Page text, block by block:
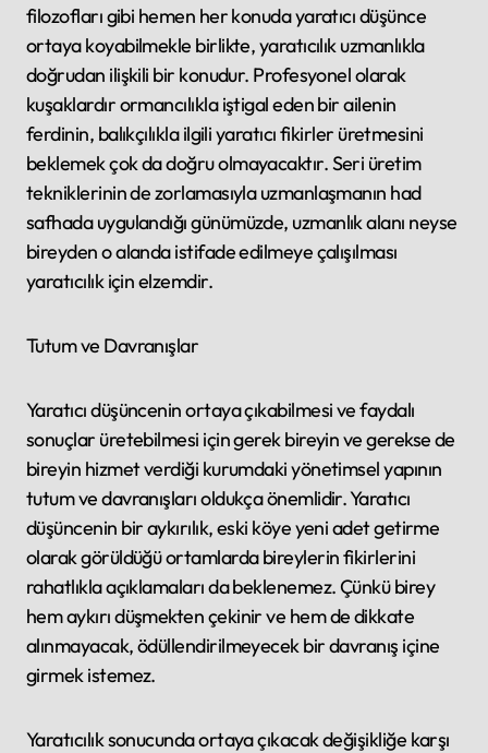
filozofları gibi hemen her konuda yaratıcı düşünce
ortaya koyabilmekle birlikte, yaratıcılık uzmanlıkla
doğrudan ilişkili bir konudur. Profesyonel olarak
kuşaklardır ormancılıkla iştigal eden bir ailenin
ferdinin, balıkçılıkla ilgili yaratıcı fikirler üretmesini
beklemek çok da doğru olmayacaktır. Seri üretim
tekniklerinin de zorlamasıyla uzmanlaşmanın had
safhada uygulandığı günümüzde, uzmanlık alanı neyse
bireyden o alanda istifade edilmeye çalışılması
yaratıcılık için elzemdir.
Tutum ve Davranışlar
Yaratıcı düşüncenin ortaya çıkabilmesi ve faydalı
sonuçlar üretebilmesi için gerek bireyin ve gerekse de
bireyin hizmet verdiği kurumdaki yönetimsel yapının
tutum ve davranışları oldukça önemlidir. Yaratıcı
düşüncenin bir aykırılık, eski köye yeni adet getirme
olarak görüldüğü ortamlarda bireylerin fikirlerini
rahatlıkla açıklamaları da beklenemez. Çünkü birey
hem aykırı düşmekten çekinir ve hem de dikkate
alınmayacak, ödüllendirilmeyecek bir davranış içine
girmek istemez.
Yaratıcılık sonucunda ortaya çıkacak değişikliğe karşı